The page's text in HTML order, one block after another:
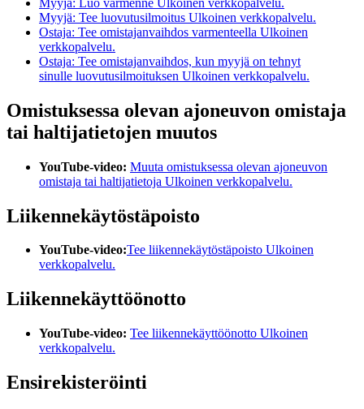
Myyjä: Tee luovutusilmoitus Ulkoinen verkkopalvelu.
Ostaja: Tee omistajanvaihdos varmenteella Ulkoinen
verkkopalvelu.
Ostaja: Tee omistajanvaihdos, kun myyjä on tehnyt
sinulle luovutusilmoituksen Ulkoinen verkkopalvelu.
Omistuksessa olevan ajoneuvon omistaja
tai haltijatietojen muutos
YouTube-video: Muuta omistuksessa olevan ajoneuvon
omistaja tai haltijatietoja Ulkoinen verkkopalvelu.
Liikennekäytöstäpoisto
YouTube-video:Tee liikennekäytöstäpoisto Ulkoinen
verkkopalvelu.
Liikennekäyttöönotto
YouTube-video: Tee liikennekäyttöönotto Ulkoinen
verkkopalvelu.
Ensirekisteröinti